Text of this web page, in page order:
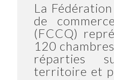
La
de
(FCCQ)
120
réparties
territoire et